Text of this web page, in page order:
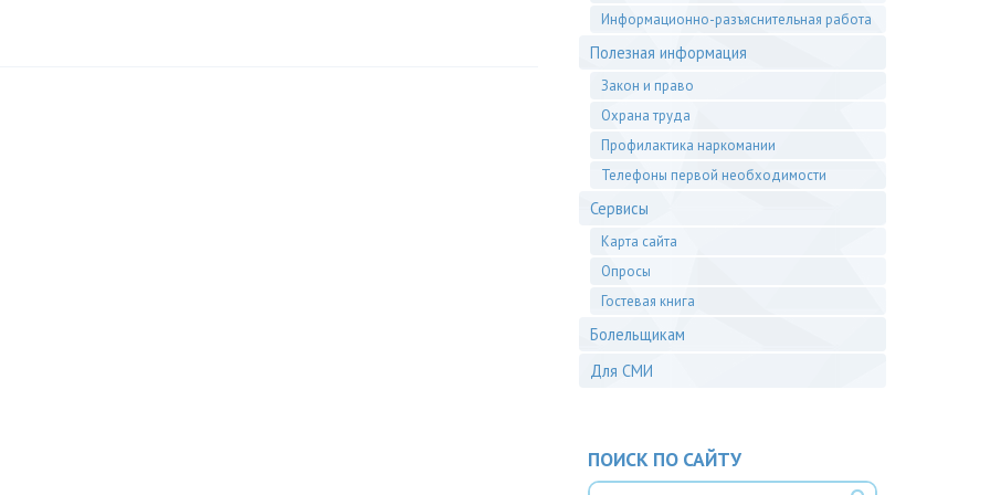
Информационно-разъяснительная работа
Полезная информация
Закон и право
Охрана труда
Профилактика наркомании
Телефоны первой необходимости
Сервисы
Карта сайта
Опросы
Гостевая книга
Болельщикам
Для СМИ
ПОИСК ПО САЙТУ